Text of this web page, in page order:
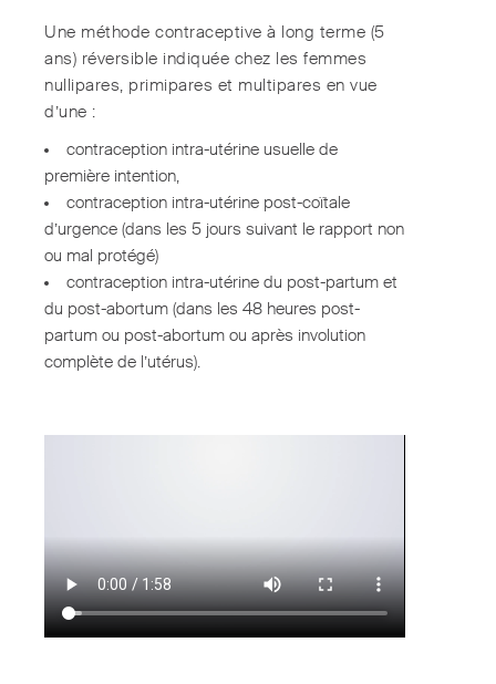
Une méthode contraceptive à long terme (5
ans) réversible indiquée chez les femmes
nullipares, primipares et multipares en vue
d’une :
contraception intra-utérine usuelle de
première intention,
contraception intra-utérine post-coïtale
d’urgence (dans les 5 jours suivant le rapport non
ou mal protégé)
contraception intra-utérine du post-partum et
du post-abortum (dans les 48 heures post-
partum ou post-abortum ou après involution
complète de l’utérus).